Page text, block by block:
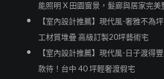
能照明 X 田園窗景，髮廊與居家完美
【室內設計推薦】現代風-奢雅不為
工材質堆疊 高級訂製20坪藝術宅
【室內設計推薦】現代風-日子渡得
款待！台中 40 坪輕奢渡假宅